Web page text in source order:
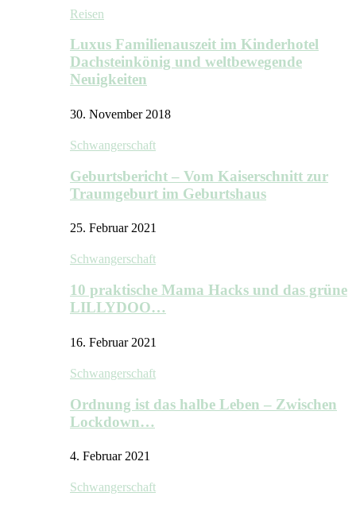
Reisen
Luxus Familienauszeit im Kinderhotel
Dachsteinkönig und weltbewegende
Neuigkeiten
30. November 2018
Schwangerschaft
Geburtsbericht – Vom Kaiserschnitt zur
Traumgeburt im Geburtshaus
25. Februar 2021
Schwangerschaft
10 praktische Mama Hacks und das grüne
LILLYDOO…
16. Februar 2021
Schwangerschaft
Ordnung ist das halbe Leben – Zwischen
Lockdown…
4. Februar 2021
Schwangerschaft